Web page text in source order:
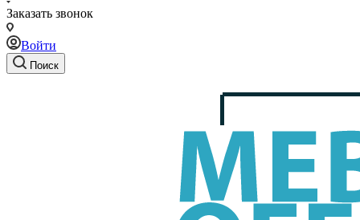
Заказать звонок
Войти
Поиск